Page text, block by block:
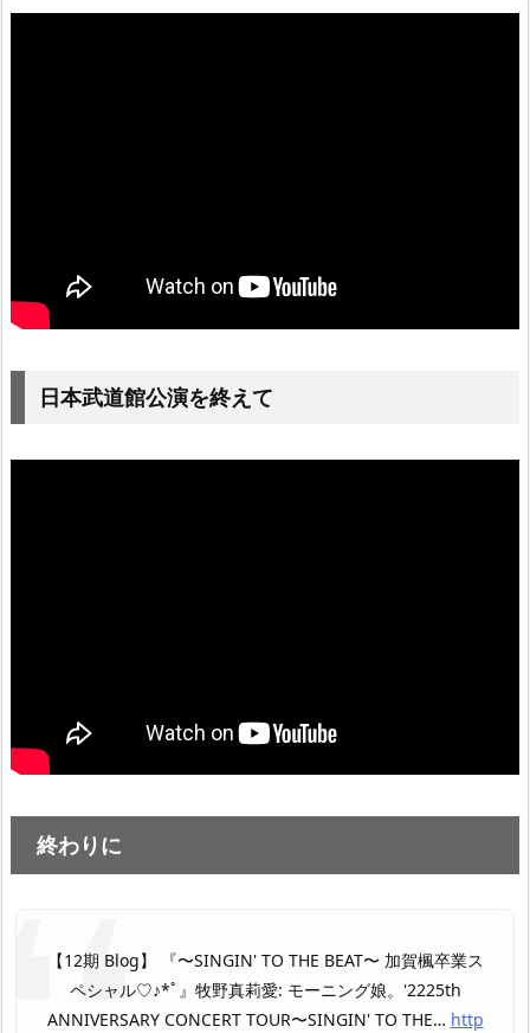
日本武道館公演を終えて
終わりに
【12期 Blog】 『〜SINGIN' TO THE BEAT〜 加賀楓卒業ス
ペシャル♡♪*ﾟ』牧野真莉愛: モーニング娘。'2225th
ANNIVERSARY CONCERT TOUR〜SINGIN' TO THE… http